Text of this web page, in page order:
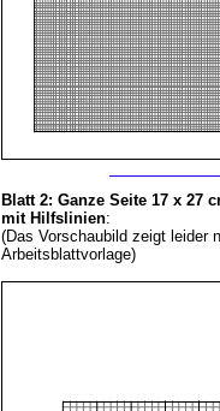
Blatt 2: Ganze Seite 17 x 27
mit Hilfslinien:
(Das Vorschaubild zeigt leider
Arbeitsblattvorlage)